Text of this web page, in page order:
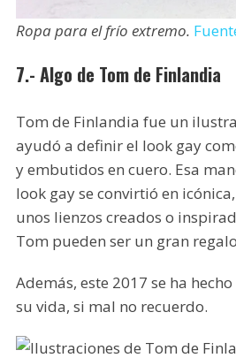
Ropa para el frío extremo.
7.- Algo de Tom de Finlandia
Tom de Finlandia fue un
ayudó a definir el look gay
y embutidos en cuero. Esa
look gay se convirtió en
unos lienzos creados o
Tom pueden ser un gran
Además, este 2017 se ha
su vida, si mal no recuerdo.